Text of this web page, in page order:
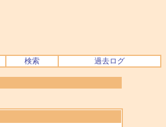
検索 過去ログ